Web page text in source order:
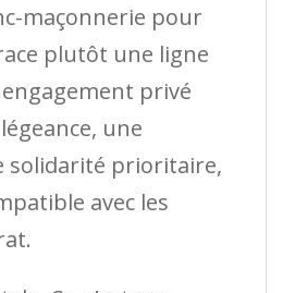
maçonnerie pour
plutôt une ligne
privé
une
solidarité prioritaire,
avec les